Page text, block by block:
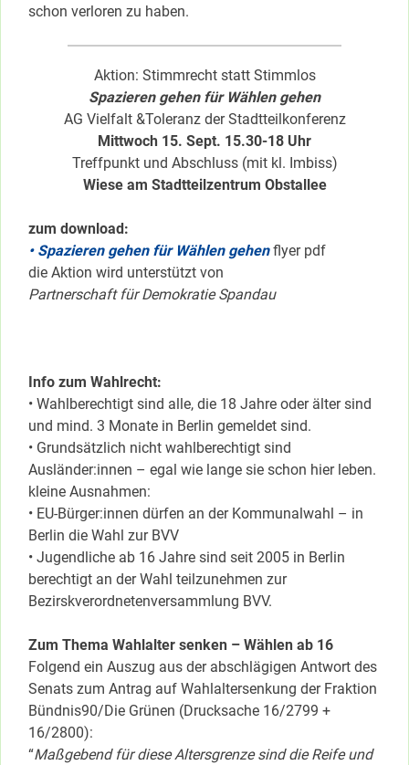
schon verloren zu haben.
Aktion: Stimmrecht statt Stimmlos
Spazieren gehen für Wählen gehen
AG Vielfalt &Toleranz der Stadtteilkonferenz
Mittwoch 15. Sept. 15.30-18 Uhr
Treffpunkt und Abschluss (mit kl. Imbiss)
Wiese am Stadtteilzentrum Obstallee
zum download:
• Spazieren gehen für Wählen gehenflyer pdf
die Aktion wird unterstützt von
Partnerschaft für Demokratie Spandau
Info zum Wahlrecht:
• Wahlberechtigt sind alle, die 18 Jahre oder älter sind
und mind. 3 Monate in Berlin gemeldet sind.
• Grundsätzlich nicht wahlberechtigt sind
Ausländer:innen – egal wie lange sie schon hier leben.
kleine Ausnahmen:
• EU-Bürger:innen dürfen an der Kommunalwahl – in
Berlin die Wahl zur BVV
• Jugendliche ab 16 Jahre sind seit 2005 in Berlin
berechtigt an der Wahl teilzunehmen zur
Bezirskverordnetenversammlung BVV.
Zum Thema Wahlalter senken – Wählen ab 16
Folgend ein Auszug aus der abschlägigen Antwort des
Senats zum Antrag auf Wahlaltersenkung der Fraktion
Bündnis90/Die Grünen (Drucksache 16/2799 +
16/2800):
“Maßgebend für diese Altersgrenze sind die Reife und